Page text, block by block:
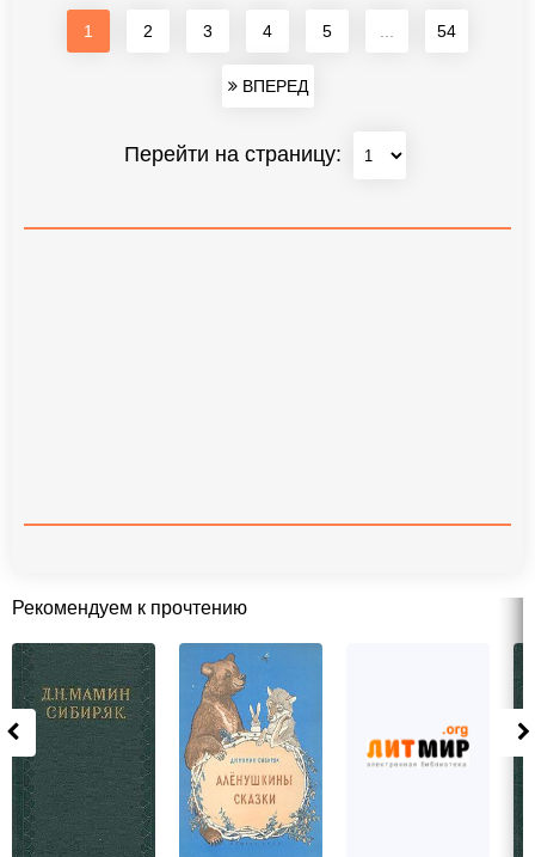
1 2 3 4 5 54
ВПЕРЕД
Перейти на страницу:
Рекомендуем к прочтению